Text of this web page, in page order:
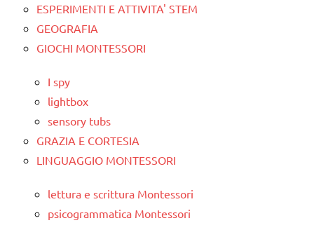
ESPERIMENTI E ATTIVITA' STEM
GEOGRAFIA
GIOCHI MONTESSORI
I spy
lightbox
sensory tubs
GRAZIA E CORTESIA
LINGUAGGIO MONTESSORI
lettura e scrittura Montessori
psicogrammatica Montessori